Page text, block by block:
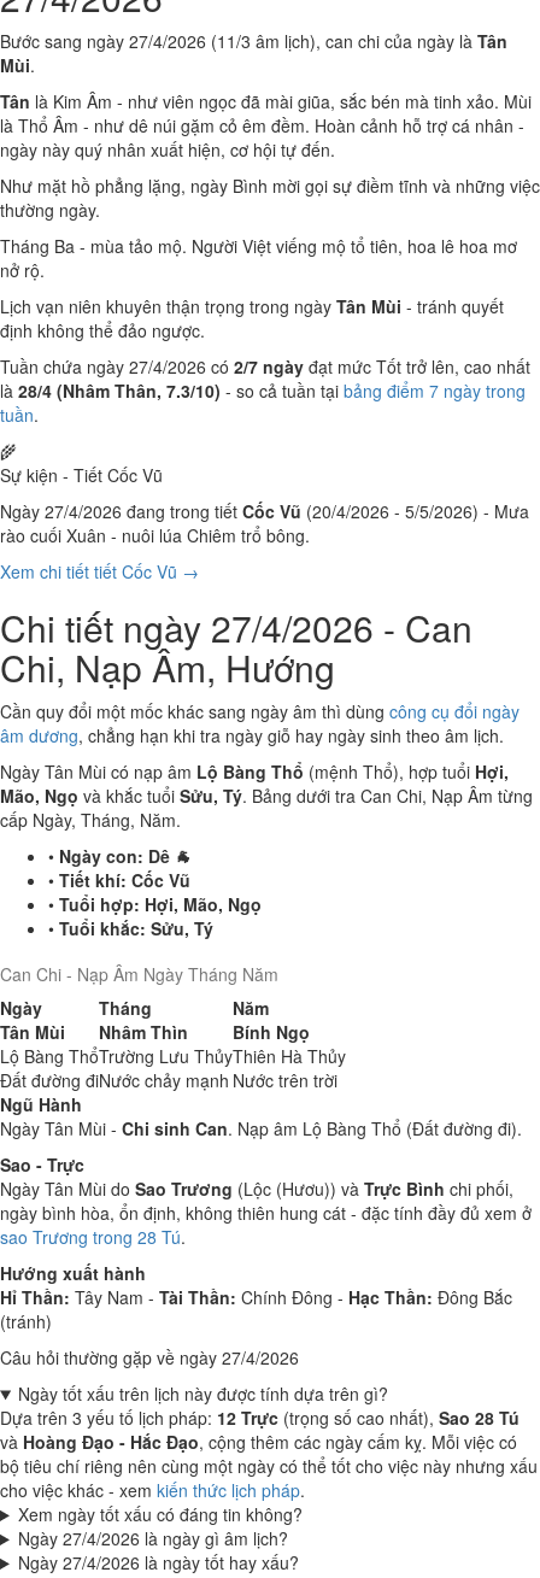
Bước sang ngày 27/4/2026 (11/3 âm lịch), can chi của ngày là Tân
Mùi.
Tân là Kim Âm - như viên ngọc đã mài giũa, sắc bén mà tinh xảo. Mùi
là Thổ Âm - như dê núi gặm cỏ êm đềm. Hoàn cảnh hỗ trợ cá nhân -
ngày này quý nhân xuất hiện, cơ hội tự đến.
Như mặt hồ phẳng lặng, ngày Bình mời gọi sự điềm tĩnh và những việc
thường ngày.
Tháng Ba - mùa tảo mộ. Người Việt viếng mộ tổ tiên, hoa lê hoa mơ
nở rộ.
Lịch vạn niên khuyên thận trọng trong ngày Tân Mùi - tránh quyết
định không thể đảo ngược.
Tuần chứa ngày 27/4/2026 có 2/7 ngày đạt mức Tốt trở lên, cao nhất
là 28/4 (Nhâm Thân, 7.3/10) - so cả tuần tại bảng điểm 7 ngày trong
tuần.
🌾
Sự kiện - Tiết Cốc Vũ
Ngày 27/4/2026 đang trong tiết Cốc Vũ (20/4/2026 - 5/5/2026) - Mưa
rào cuối Xuân - nuôi lúa Chiêm trổ bông.
Xem chi tiết tiết Cốc Vũ →
Chi tiết ngày 27/4/2026 - Can
Chi, Nạp Âm, Hướng
Cần quy đổi một mốc khác sang ngày âm thì dùng công cụ đổi ngày
âm dương, chẳng hạn khi tra ngày giỗ hay ngày sinh theo âm lịch.
Ngày Tân Mùi có nạp âm Lộ Bàng Thổ (mệnh Thổ), hợp tuổi Hợi,
Mão, Ngọ và khắc tuổi Sửu, Tý. Bảng dưới tra Can Chi, Nạp Âm từng
cấp Ngày, Tháng, Năm.
• Ngày con: Dê 🐐
• Tiết khí: Cốc Vũ
• Tuổi hợp: Hợi, Mão, Ngọ
• Tuổi khắc: Sửu, Tý
Can Chi - Nạp Âm Ngày Tháng Năm
Ngày
Tháng
Năm
Tân Mùi
Nhâm Thìn
Bính Ngọ
Lộ Bàng ThổTrường Lưu ThủyThiên Hà Thủy
Đất đường điNước chảy mạnh Nước trên trời
Ngũ Hành
Ngày Tân Mùi - Chi sinh Can. Nạp âm Lộ Bàng Thổ (Đất đường đi).
Sao - Trực
Ngày Tân Mùi do Sao Trương (Lộc (Hươu)) và Trực Bình chi phối,
ngày bình hòa, ổn định, không thiên hung cát - đặc tính đầy đủ xem ở
sao Trương trong 28 Tú.
Hướng xuất hành
Hỉ Thần: Tây Nam - Tài Thần: Chính Đông - Hạc Thần: Đông Bắc
(tránh)
Câu hỏi thường gặp về ngày 27/4/2026
Ngày tốt xấu trên lịch này được tính dựa trên gì?
Dựa trên 3 yếu tố lịch pháp: 12 Trực (trọng số cao nhất), Sao 28 Tú
và Hoàng Đạo - Hắc Đạo, cộng thêm các ngày cấm kỵ. Mỗi việc có
bộ tiêu chí riêng nên cùng một ngày có thể tốt cho việc này nhưng xấu
cho việc khác - xem kiến thức lịch pháp.
Xem ngày tốt xấu có đáng tin không?
Ngày 27/4/2026 là ngày gì âm lịch?
Ngày 27/4/2026 là ngày tốt hay xấu?